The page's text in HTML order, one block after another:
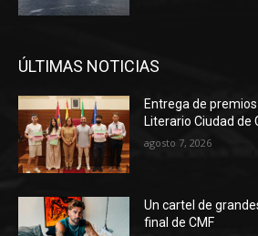
ÚLTIMAS NOTICIAS
Entrega de
Literario Ciudad de
agosto 7, 2026
Un cartel de
final de CMF